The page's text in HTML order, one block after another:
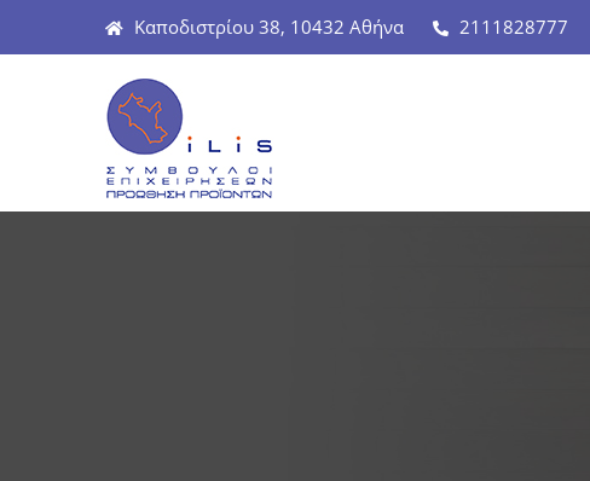
Καποδιστρίου 38, 10432 Αθήνα 2111828777